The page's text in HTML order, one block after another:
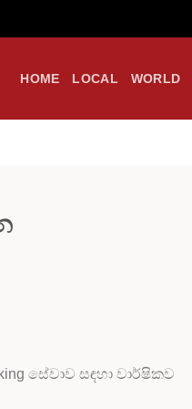
HOME LOCAL WORLD
සේවාව සඳහා වාර්ෂිකව